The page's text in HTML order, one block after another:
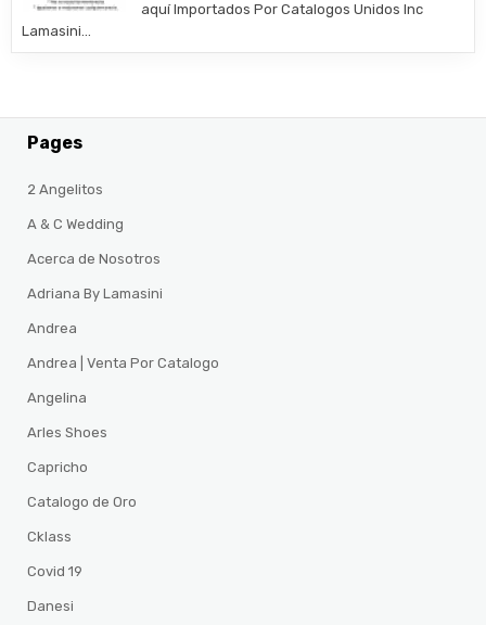
aquí Importados Por Catalogos Unidos Inc
Lamasini…
Pages
2 Angelitos
A & C Wedding
Acerca de Nosotros
Adriana By Lamasini
Andrea
Andrea | Venta Por Catalogo
Angelina
Arles Shoes
Capricho
Catalogo de Oro
Cklass
Covid 19
Danesi